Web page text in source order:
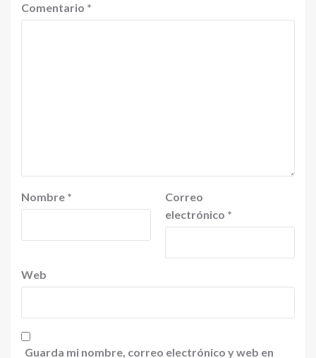
Comentario *
Nombre *
Correo
electrónico *
Web
Guarda mi nombre, correo electrónico y web en